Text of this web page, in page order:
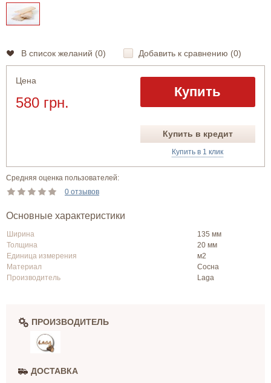
В список желаний (0) Добавить к сравнению (0)
Цена
580 грн.
Купить
Купить в кредит
Купить в 1 клик
Средняя оценка пользователей:
0 отзывов
Основные характеристики
Ширина
135 мм
Толщина
20 мм
Единица измерения
м2
Материал
Сосна
Производитель
Laga
ПРОИЗВОДИТЕЛЬ
ДОСТАВКА